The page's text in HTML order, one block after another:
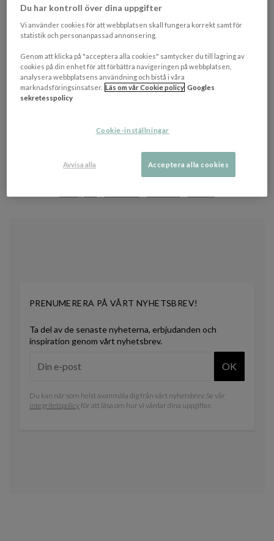
0
FÖLJ OSS
PRENUMERERA PÅ VÅRT NYHETSBREV!
Ta del av de senaste nyheterna, erbjudanden och
inspiration genom vårt nyhetsbrev.
OK
Du kan när som helst avanmäla dig från vårt nyhetsbrev. Se vår
integritetspolicyför att läsa om hur vi vårdar dina uppgifter.
Du har kontroll över dina uppgifter
Vi använder cookies för att webbplatsen skall fungera korrekt samt för
statistik och personanpassad annonsering.
Genom att klicka på "acceptera alla cookies" samtycker du till lagring av
cookies på din enhet för att förbättra navigeringen på webbplatsen,
analysera webbplatsens användning och bistå i våra
marknadsföringsinsatser. Läs om vår Cookie policy Googles
sekretesspolicy
Cookie-inställningar
Avvisa alla Acceptera alla cookies